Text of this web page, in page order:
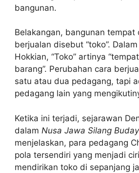
bangunan.
Belakangan, bangunan tempat
berjualan disebut “toko”.
Hokkian, “Toko” artinya
barang”. Perubahan cara
satu atau dua pedagang, tapi
pedagang lain yang
Ketika ini terjadi, sejarawan
dalam Nusa Jawa Silang
menjelaskan, para pedagang
pola tersendiri yang menjadi
mendirikan toko di sepanjang